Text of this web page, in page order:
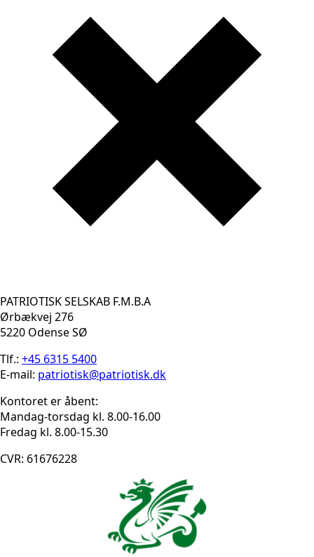
PATRIOTISK SELSKAB F.M.B.A
Ørbækvej 276
5220 Odense SØ
Tlf.: +45 6315 5400
E-mail: patriotisk@patriotisk.dk
Kontoret er åbent:
Mandag-torsdag kl. 8.00-16.00
Fredag kl. 8.00-15.30
CVR: 61676228